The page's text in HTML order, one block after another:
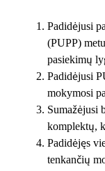
Padidėjusi
(PUPP)
pasiekimų
Padidėjusi
mokymosi
Sumažėjusi
komplektų,
Padidėjęs
tenkančių